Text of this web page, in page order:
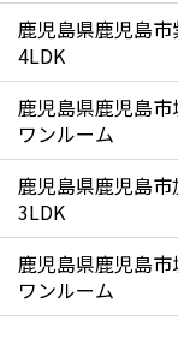
鹿児島県鹿児島市
4LDK
鹿児島県鹿児島市
ワンルーム
鹿児島県鹿児島
3LDK
鹿児島県鹿児島市
ワンルーム